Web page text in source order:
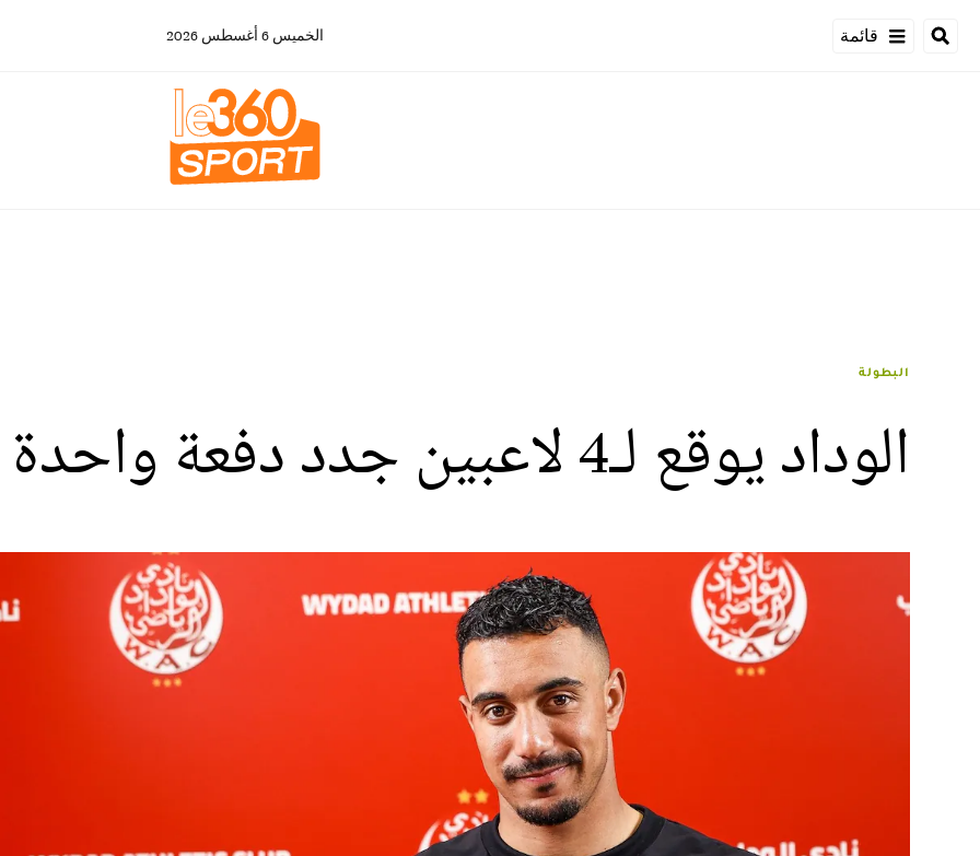
قائمة الخميس 6 أغسطس 2026
البطولة
الوداد يوقع لـ4 لاعبين جدد دفعة واحدة